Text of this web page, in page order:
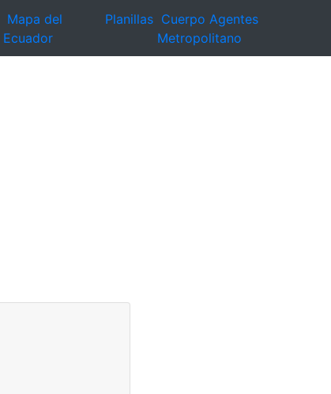
Mapa del
Ecuador
Planillas Cuerpo Agentes
Metropolitano